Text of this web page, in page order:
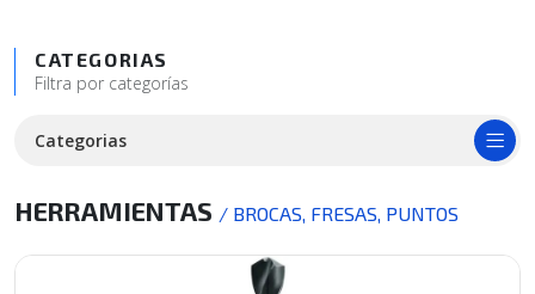
CATEGORIAS
Filtra por categorías
Categorias
HERRAMIENTAS / BROCAS, FRESAS, PUNTOS